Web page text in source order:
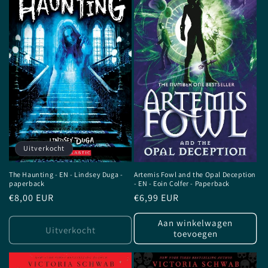
Uitverkocht
The Haunting - EN - Lindsey Duga -
paperback
Normale
prijs
€8,00 EUR
Uitverkocht
Artemis Fowl and the Opal Deception
- EN - Eoin Colfer - Paperback
Normale
prijs
€6,99 EUR
Aan winkelwagen
toevoegen